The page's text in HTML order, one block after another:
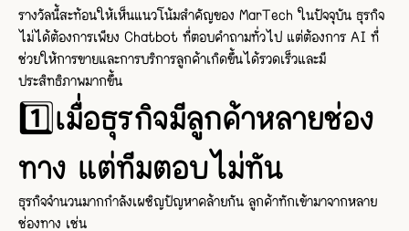
รางวัลนี้สะท้อนให้เห็นแนวโน้มสำคัญของ MarTech ในปัจจุบัน ธุรกิจ
ไม่ได้ต้องการเพียง Chatbot ที่ตอบคำถามทั่วไป แต่ต้องการ AI ที่
ช่วยให้การขายและการบริการลูกค้าเกิดขึ้นได้รวดเร็วและมี
ประสิทธิภาพมากขึ้น
1️⃣เมื่อธุรกิจมีลูกค้าหลายช่อง
ทาง แต่ทีมตอบไม่ทัน
ธุรกิจจำนวนมากกำลังเผชิญปัญหาคล้ายกัน ลูกค้าทักเข้ามาจากหลาย
ช่องทาง เช่น